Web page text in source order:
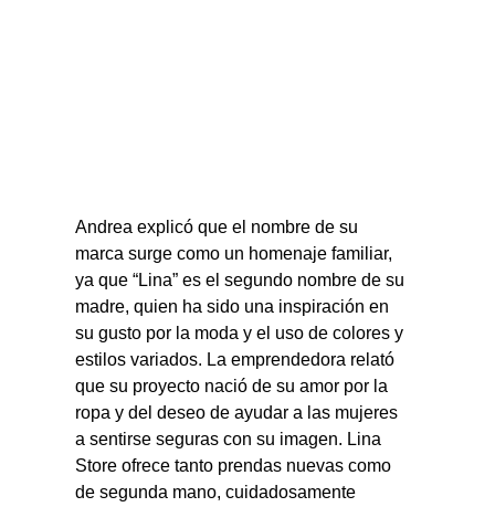
Andrea explicó que el nombre de su
marca surge como un homenaje familiar,
ya que “Lina” es el segundo nombre de su
madre, quien ha sido una inspiración en
su gusto por la moda y el uso de colores y
estilos variados. La emprendedora relató
que su proyecto nació de su amor por la
ropa y del deseo de ayudar a las mujeres
a sentirse seguras con su imagen. Lina
Store ofrece tanto prendas nuevas como
de segunda mano, cuidadosamente